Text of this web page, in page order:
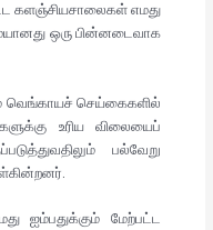
களஞ்சியசாலைகள் எமது
ஒரு பின்னடைவாக
வெங்காயச் செய்கைகளில்
உரிய விலையைப்
பல்வேறு
ஐம்பதுக்கும் மேற்பட்ட